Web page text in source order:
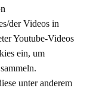
der Videos in
Youtube-Videos
ein, um
unter anderem